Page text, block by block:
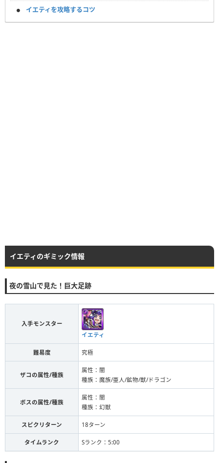
イエティを攻略するコツ
イエティのギミック情報
夜の雪山で見た！巨大足跡
入手モンスター
イエティ
難易度 究極
ザコの属性/種族
属性：闇
種族：魔族/亜人/鉱物/獣/ドラゴン
ボスの属性/種族
属性：闇
種族：幻獣
スピクリターン 18ターン
タイムランク Sランク：5:00